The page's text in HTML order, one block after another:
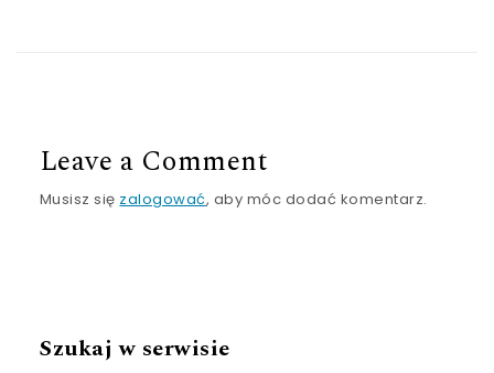
Leave a Comment
Musisz się zalogować, aby móc dodać komentarz.
Szukaj w serwisie